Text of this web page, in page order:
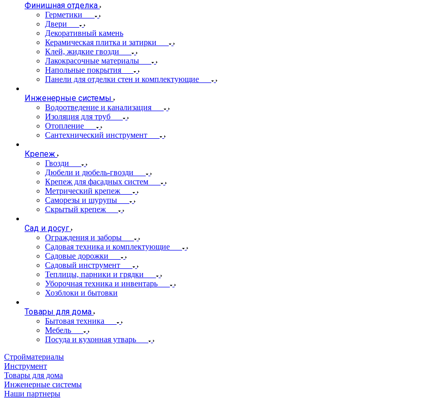
Финишная отделка
Герметики
Двери
Декоративный камень
Керамическая плитка и затирки
Клей, жидкие гвозди
Лакокрасочные материалы
Напольные покрытия
Панели для отделки стен и комплектующие
Инженерные системы
Водоотведение и канализация
Изоляция для труб
Отопление
Сантехнический инструмент
Крепеж
Гвозди
Дюбели и дюбель-гвозди
Крепеж для фасадных систем
Метрический крепеж
Саморезы и шурупы
Скрытый крепеж
Сад и досуг
Ограждения и заборы
Садовая техника и комплектующие
Садовые дорожки
Садовый инструмент
Теплицы, парники и грядки
Уборочная техника и инвентарь
Хозблоки и бытовки
Товары для дома
Бытовая техника
Мебель
Посуда и кухонная утварь
Стройматериалы
Инструмент
Товары для дома
Инженерные системы
Наши партнеры